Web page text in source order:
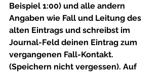
Beispiel 1:00) und alle andern
Angaben wie Fall und Leitung des
alten Eintrags und schreibst im
Journal-Feld deinen Eintrag zum
vergangenen Fall-Kontakt.
(Speichern nicht vergessen). Auf